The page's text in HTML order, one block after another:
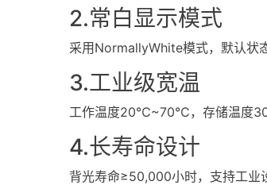
2.常白显示模式
采用NormallyWhite模式，默认状
3.工业级宽温
工作温度20℃~70℃，存储温度
4.长寿命设计
背光寿命≥50,000小时，支持工业